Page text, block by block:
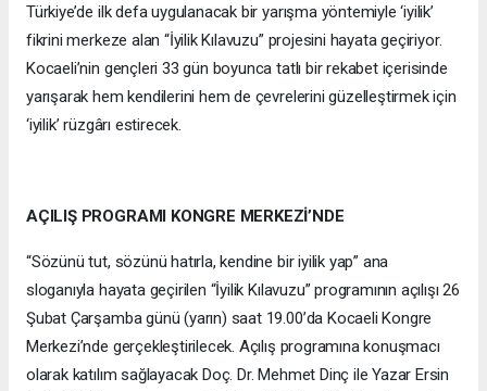
Türkiye’de ilk defa uygulanacak bir yarışma yöntemiyle ‘iyilik’
fikrini merkeze alan “İyilik Kılavuzu” projesini hayata geçiriyor.
Kocaeli’nin gençleri 33 gün boyunca tatlı bir rekabet içerisinde
yarışarak hem kendilerini hem de çevrelerini güzelleştirmek için
‘iyilik’ rüzgârı estirecek.
AÇILIŞ PROGRAMI KONGRE MERKEZİ’NDE
“Sözünü tut, sözünü hatırla, kendine bir iyilik yap” ana
sloganıyla hayata geçirilen “İyilik Kılavuzu” programının açılışı 26
Şubat Çarşamba günü (yarın) saat 19.00’da Kocaeli Kongre
Merkezi’nde gerçekleştirilecek. Açılış programına konuşmacı
olarak katılım sağlayacak Doç. Dr. Mehmet Dinç ile Yazar Ersin